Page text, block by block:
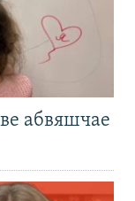
абвяшчае